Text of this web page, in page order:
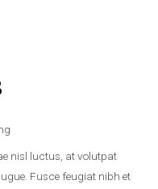
nisl luctus, at volutpat
Fusce feugiat nibh et